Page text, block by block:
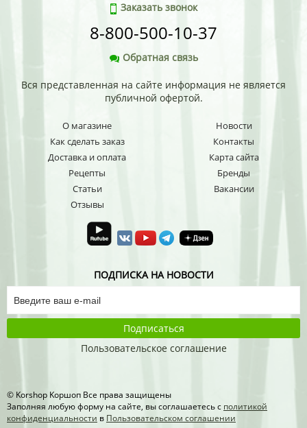
Заказать звонок
8-800-500-10-37
Обратная связь
Вся представленная на сайте информация не является
публичной офертой.
О магазине
Как сделать заказ
Доставка и оплата
Рецепты
Статьи
Отзывы
Новости
Контакты
Карта сайта
Бренды
Вакансии
ПОДПИСКА НА НОВОСТИ
Подписаться
Пользовательское соглашение
© Korshop Koршоп Все права защищены
Заполняя любую форму на сайте, вы соглашаетесь с политикой
конфиденциальности в Пользовательском соглашении